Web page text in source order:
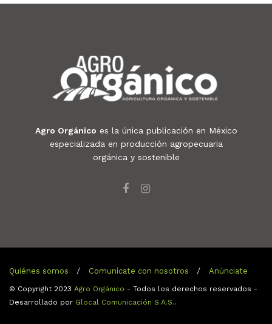
Agro Orgánico es la única publicación en México
especializada en producción agropecuaria
orgánica y sostenible
Quiénes somos Comunícate con nosotros Anúnciate
© Copyright 2023 Agro Orgánico - Todos los derechos reservados -
Desarrollado por Glocal Comunicación S.A.S..